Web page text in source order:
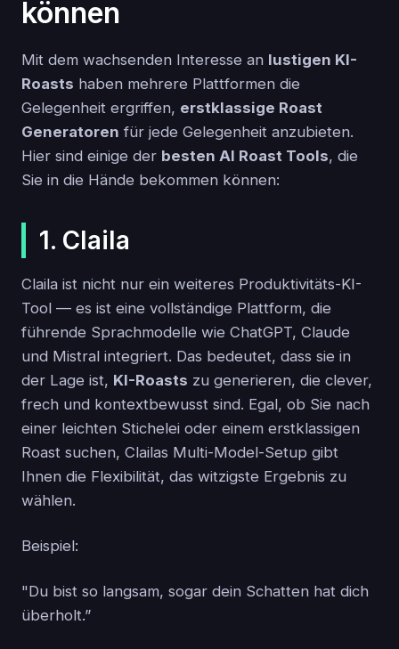
können
Mit dem wachsenden Interesse an lustigen KI-
Roasts haben mehrere Plattformen die
Gelegenheit ergriffen, erstklassige Roast
Generatoren für jede Gelegenheit anzubieten.
Hier sind einige der besten AI Roast Tools, die
Sie in die Hände bekommen können:
1. Claila
Claila ist nicht nur ein weiteres Produktivitäts-KI-
Tool — es ist eine vollständige Plattform, die
führende Sprachmodelle wie ChatGPT, Claude
und Mistral integriert. Das bedeutet, dass sie in
der Lage ist, KI-Roasts zu generieren, die clever,
frech und kontextbewusst sind. Egal, ob Sie nach
einer leichten Stichelei oder einem erstklassigen
Roast suchen, Clailas Multi-Model-Setup gibt
Ihnen die Flexibilität, das witzigste Ergebnis zu
wählen.
Beispiel:
"Du bist so langsam, sogar dein Schatten hat dich
überholt.”